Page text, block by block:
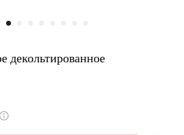
декольтированное